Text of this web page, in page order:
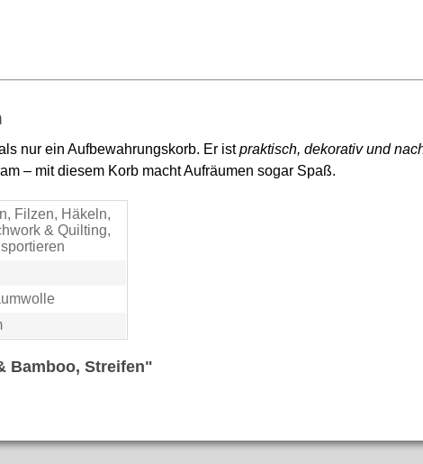
nur ein Aufbewahrungskorb. Er istpraktisch, dekorativ und
– mit diesem Korb macht Aufräumen sogar Spaß.
Filzen, Häkeln,
& Quilting,
Bamboo, Streifen"